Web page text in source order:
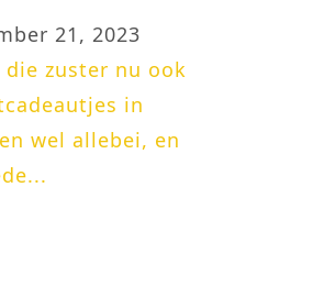
21, 2023
zuster nu ook
in
wel allebei, en